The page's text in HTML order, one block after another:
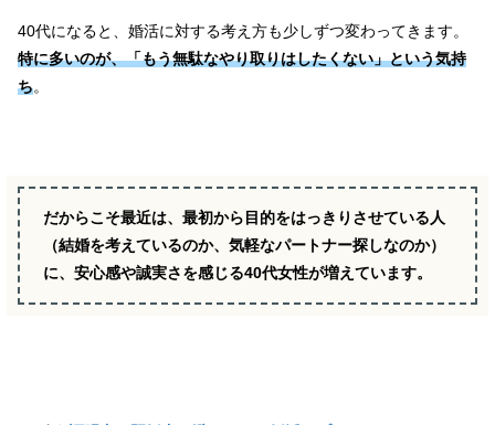
40代になると、婚活に対する考え方も少しずつ変わってきます。
特に多いのが、「もう無駄なやり取りはしたくない」という気持
ち。
だからこそ最近は、最初から目的をはっきりさせている人
（結婚を考えているのか、気軽なパートナー探しなのか）
に、安心感や誠実さを感じる40代女性が増えています。